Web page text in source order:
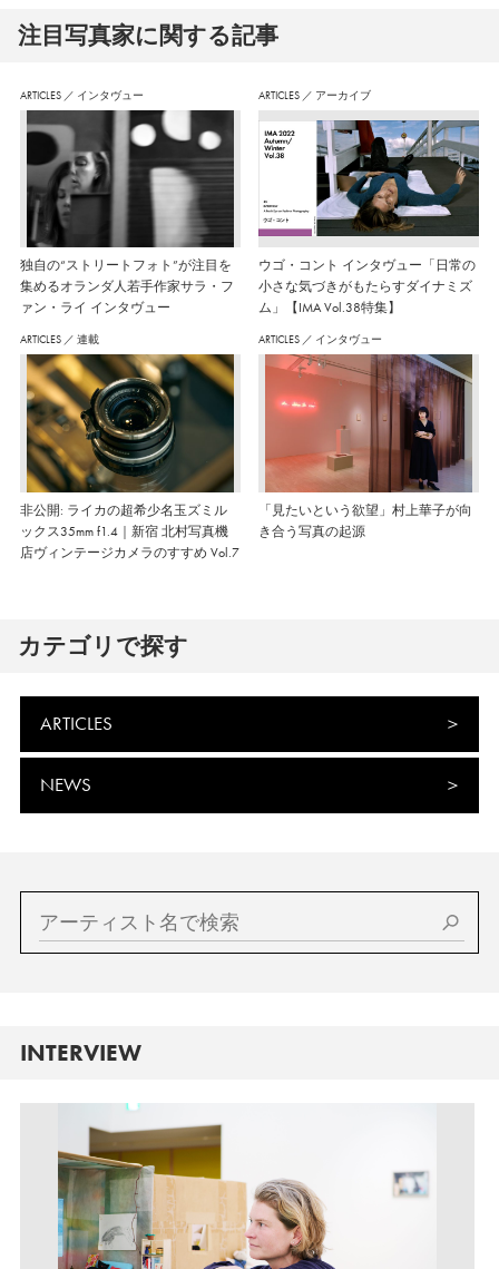
注⽬写真家に関する記事
ARTICLES ／ インタヴュー
独自の“ストリートフォト”が注目を
集めるオランダ人若手作家サラ・フ
ァン・ライ インタヴュー
ARTICLES ／ アーカイブ
ウゴ・コント インタヴュー「日常の
小さな気づきがもたらすダイナミズ
ム」【IMA Vol.38特集】
ARTICLES ／ 連載
非公開: ライカの超希少名玉ズミル
ックス35mm f1.4｜新宿 北村写真機
店ヴィンテージカメラのすすめ Vol.7
ARTICLES ／ インタヴュー
「見たいという欲望」村上華子が向
き合う写真の起源
カテゴリで探す
ARTICLES
NEWS
INTERVIEW